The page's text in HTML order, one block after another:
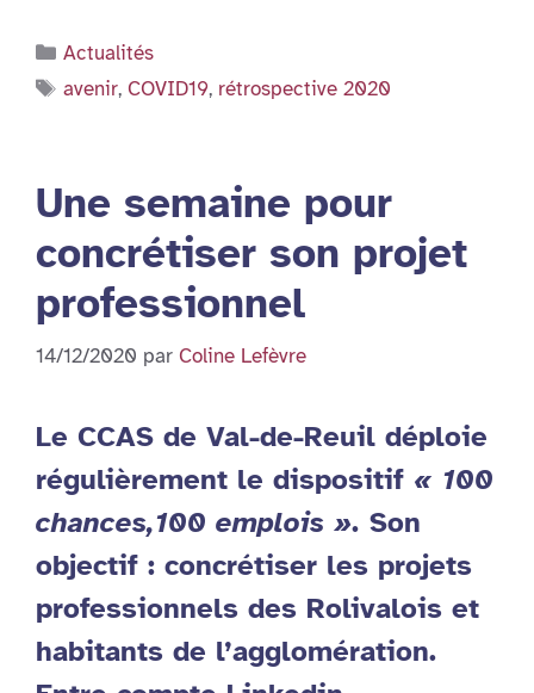
Catégories
Actualités
Étiquettes
avenir, COVID19, rétrospective 2020
Une semaine pour
concrétiser son projet
professionnel
14/12/2020 par Coline Lefèvre
Le CCAS de Val-de-Reuil déploie
régulièrement le dispositif « 100
chances,100 emplois ». Son
objectif : concrétiser les projets
professionnels des Rolivalois et
habitants de l’agglomération.